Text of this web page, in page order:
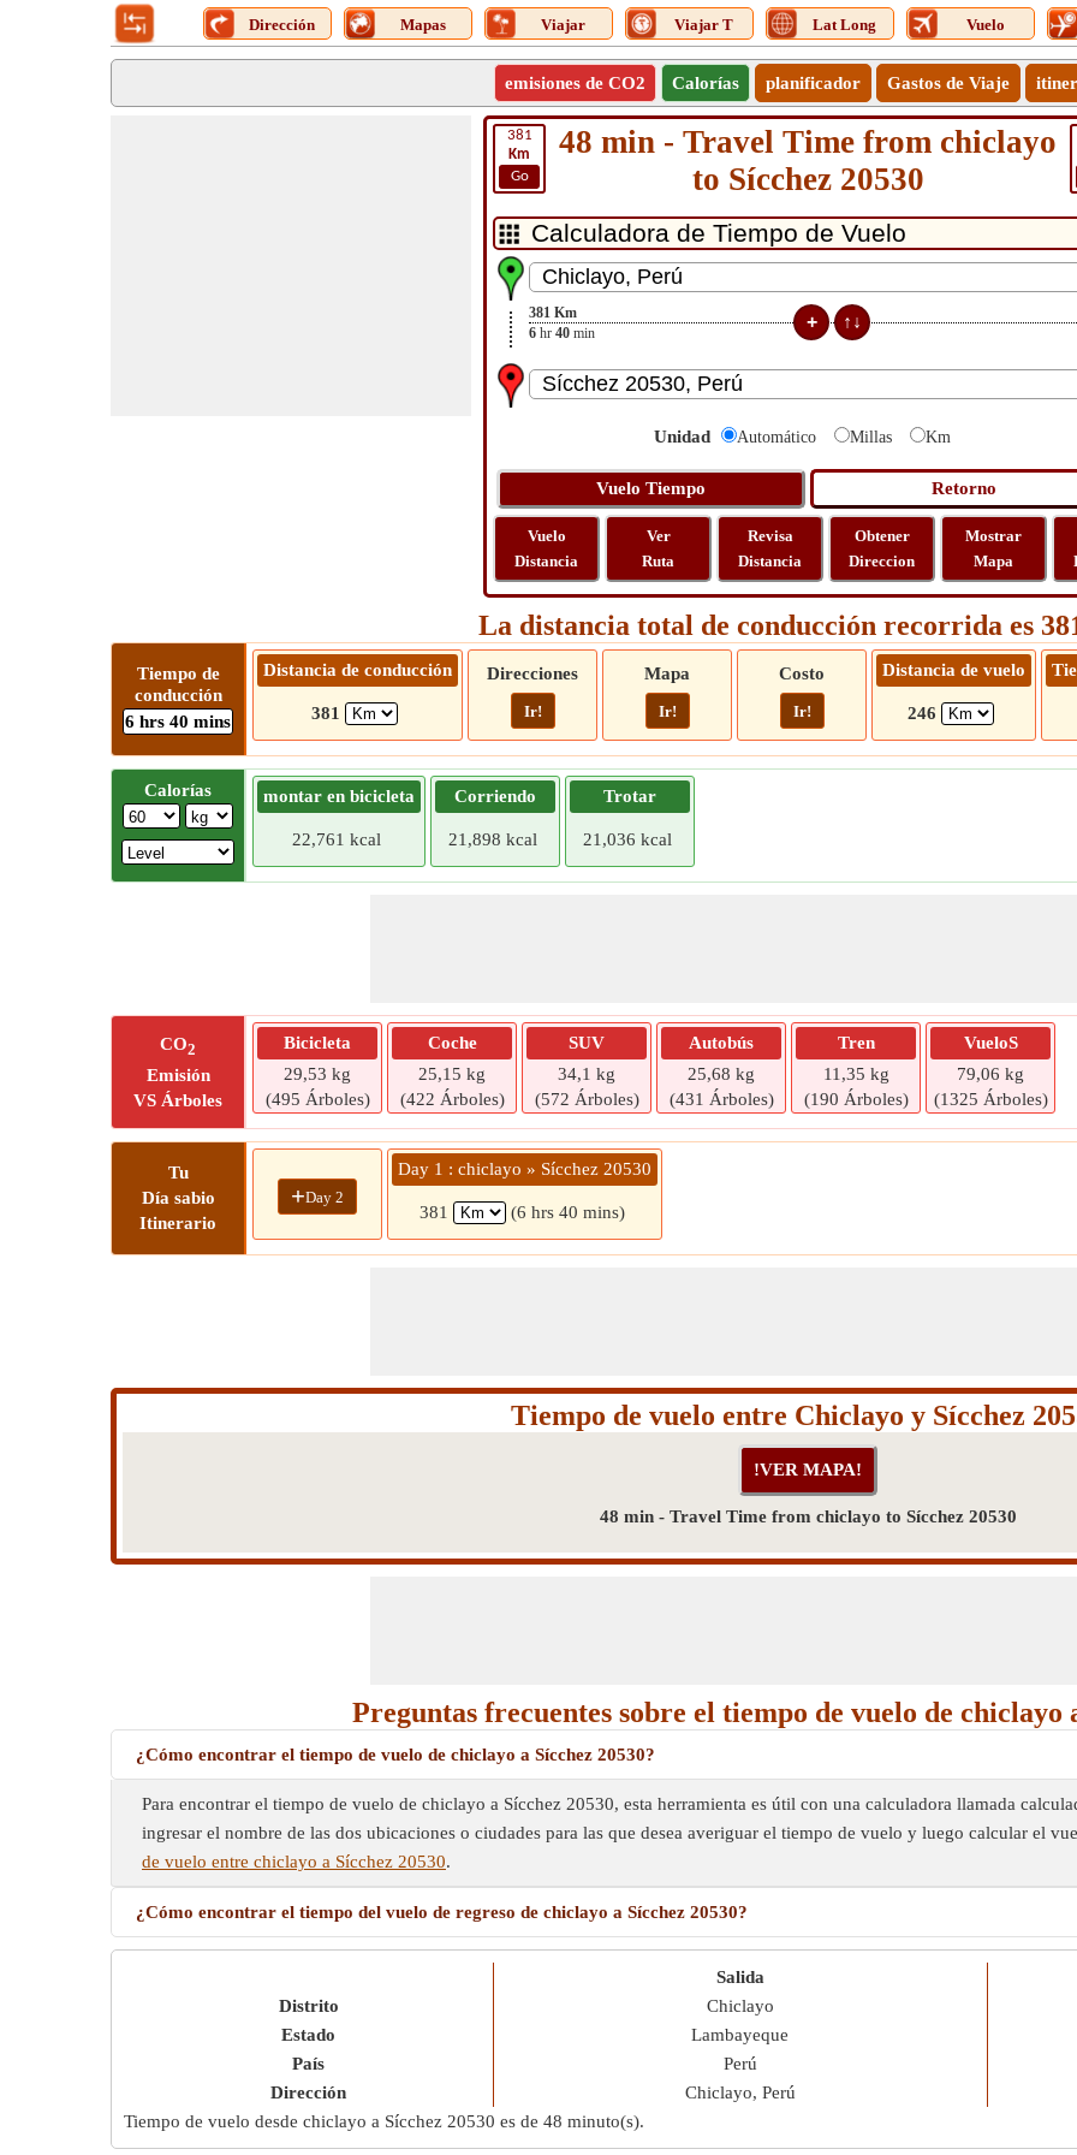
Dirección Mapas Viajar Viajar T Lat Long Vuelo
emisiones de CO2 Calorías planificador Gastos de Viaje
381
Km
Go
48 min - Travel Time from chiclayo
to Sícchez 20530
381 Km
6 hr 40 min
Unidad Automático Millas Km
Vuelo
Distancia
Ver
Ruta
Revisa
Distancia
Obtener
Direccion
Mostrar
Mapa
La distancia total de conducción recorrida es
Tiempo de
conducción
6 hrs 40 mins
Distancia de conducción
381
Direcciones
Ir!
Mapa
Ir!
Costo
Ir!
Distancia de vuelo
246
Calorías montar en bicicleta
22,761 kcal
Corriendo
21,898 kcal
Trotar
21,036 kcal
CO2
Emisión
VS Árboles
Bicicleta
29,53 kg
(495 Árboles)
Coche
25,15 kg
(422 Árboles)
SUV
34,1 kg
(572 Árboles)
Autobús
25,68 kg
(431 Árboles)
Tren
11,35 kg
(190 Árboles)
VueloS
79,06 kg
(1325 Árboles)
Tu
Día sabio
Itinerario
+Day 2
Day 1 : chiclayo » Sícchez 20530
381 (6 hrs 40 mins)
Tiempo de vuelo entre Chiclayo y Sícchez
48 min - Travel Time from chiclayo to Sícchez 20530
Preguntas frecuentes sobre el tiempo de vuelo de chiclayo
¿Cómo encontrar el tiempo de vuelo de chiclayo a Sícchez 20530?
Para encontrar el tiempo de vuelo de chiclayo a Sícchez 20530, esta herramienta es útil con una calculadora llamada
ingresar el nombre de las dos ubicaciones o ciudades para las que desea averiguar el tiempo de vuelo y luego calcular el
de vuelo entre chiclayo a Sícchez 20530.
¿Cómo encontrar el tiempo del vuelo de regreso de chiclayo a Sícchez 20530?
Distrito
Estado
País
Dirección
Salida
Chiclayo
Lambayeque
Perú
Chiclayo, Perú
Tiempo de vuelo desde chiclayo a Sícchez 20530 es de 48 minuto(s).